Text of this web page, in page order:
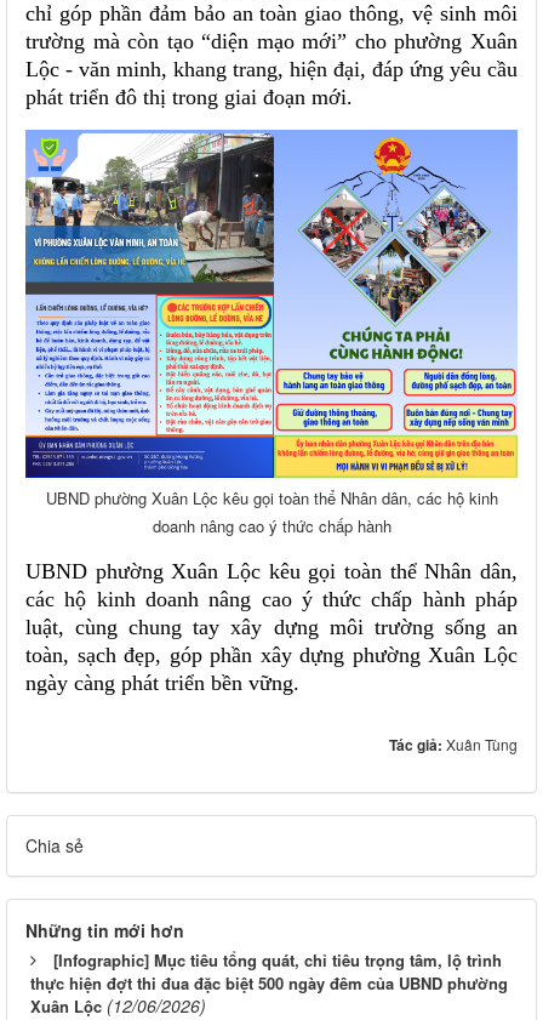
chỉ góp phần đảm bảo an toàn giao thông, vệ sinh môi
trường mà còn tạo “diện mạo mới” cho phường Xuân
Lộc - văn minh, khang trang, hiện đại, đáp ứng yêu cầu
phát triển đô thị trong giai đoạn mới.
UBND phường Xuân Lộc kêu gọi toàn thể Nhân dân, các hộ kinh
doanh nâng cao ý thức chấp hành
UBND phường Xuân Lộc kêu gọi toàn thể Nhân dân,
các hộ kinh doanh nâng cao ý thức chấp hành pháp
luật, cùng chung tay xây dựng môi trường sống an
toàn, sạch đẹp, góp phần xây dựng phường Xuân Lộc
ngày càng phát triển bền vững.
Tác giả: Xuân Tùng
Chia sẻ
Những tin mới hơn
[Infographic] Mục tiêu tổng quát, chỉ tiêu trọng tâm, lộ trình
thực hiện đợt thi đua đặc biệt 500 ngày đêm của UBND phường
Xuân Lộc (12/06/2026)